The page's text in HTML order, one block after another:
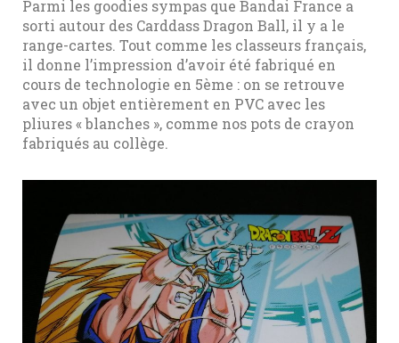
Parmi les goodies sympas que Bandai France a
sorti autour des Carddass Dragon Ball, il y a le
range-cartes. Tout comme les classeurs français,
il donne l’impression d’avoir été fabriqué en
cours de technologie en 5ème : on se retrouve
avec un objet entièrement en PVC avec les
pliures « blanches », comme nos pots de crayon
fabriqués au collège.